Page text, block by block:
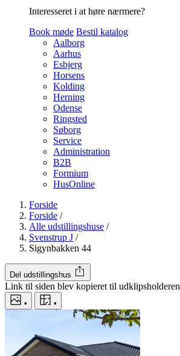
Interesseret i at høre nærmere?
Book møde Bestil katalog
Aalborg
Aarhus
Esbjerg
Horsens
Kolding
Herning
Odense
Ringsted
Søborg
Service
Administration
B2B
Formium
HusOnline
Forside
Forside /
Alle udstillingshuse /
Svenstrup J /
Sigynbakken 44
Del udstillingshus
Link til siden blev kopieret til udklipsholderen
• •